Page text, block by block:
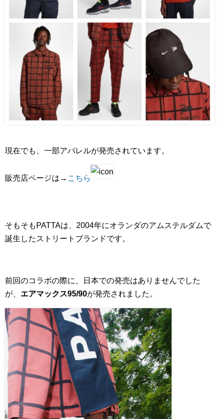
現在でも、一部アパレルが発売されています。
販売店ページは→ こちら
そもそもPATTAは、2004年にオランダのアムステルダムで
誕生したストリートブランドです。
前回のコラボの際に、日本での発売はありませんでした
が、
エアマックス95/90が発売されました。